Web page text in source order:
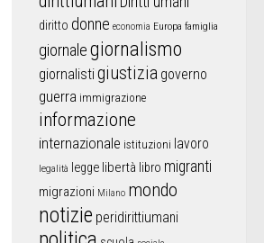
diritto donne economia Europa famiglia
giornalegiornalismo
giornalistigiustizia governo
guerra immigrazione
informazione
internazionale istituzioni lavoro
legalità legge libertà libro migranti
migrazioni Milano mondo
notizie peridirittiumani